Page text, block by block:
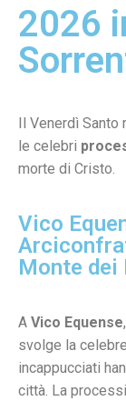
2026
Il Venerdì Santo
le celebri
morte di Cristo.
Vico
Monte
A Vico Equense
svolge la
incappucciati
città. La